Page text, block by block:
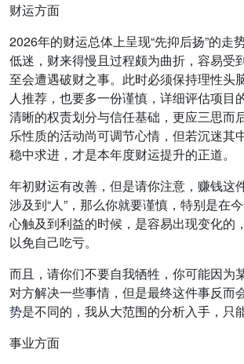
财运方面
2026年的财运总体上呈现“先抑后扬”的
低迷，财来得慢且过程颇为曲折，容易受
至会遭遇破财之事。此时必须保持理性头
人推荐，也要多一份谨慎，详细评估项
清晰的权责划分与信任基础，更应三思而
乐性质的活动尚可调节心情，但若沉迷其
稳中求进，才是本年度财运提升的正道。
年初财运有改善，但是请你注意，赚钱这
涉及到“人”，那么你就要谨慎，特别是在
心触及到利益的时候，是容易出现变化的
以免自己吃亏。
而且，请你们不要自我牺牲，你可能因为
对方解决一些事情，但是最终这件事反而
势是不同的，我从大范围的分析入手，只
事业方面